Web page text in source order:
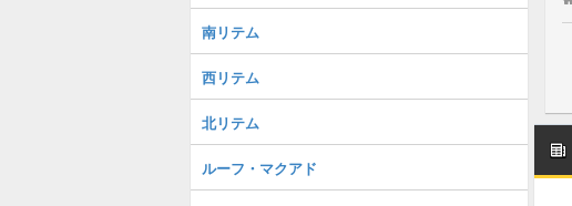
南リテム
西リテム
北リテム
ルーフ・マクアド